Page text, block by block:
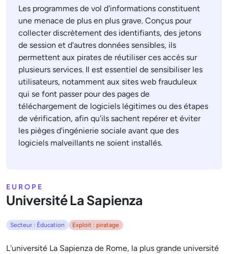
Les programmes de vol d'informations constituent
une menace de plus en plus grave. Conçus pour
collecter discrètement des identifiants, des jetons
de session et d'autres données sensibles, ils
permettent aux pirates de réutiliser ces accès sur
plusieurs services. Il est essentiel de sensibiliser les
utilisateurs, notamment aux sites web frauduleux
qui se font passer pour des pages de
téléchargement de logiciels légitimes ou des étapes
de vérification, afin qu'ils sachent repérer et éviter
les pièges d'ingénierie sociale avant que des
logiciels malveillants ne soient installés.
EUROPE
Université La Sapienza
Secteur : Éducation Exploit : piratage
L'université La Sapienza de Rome, la plus grande université